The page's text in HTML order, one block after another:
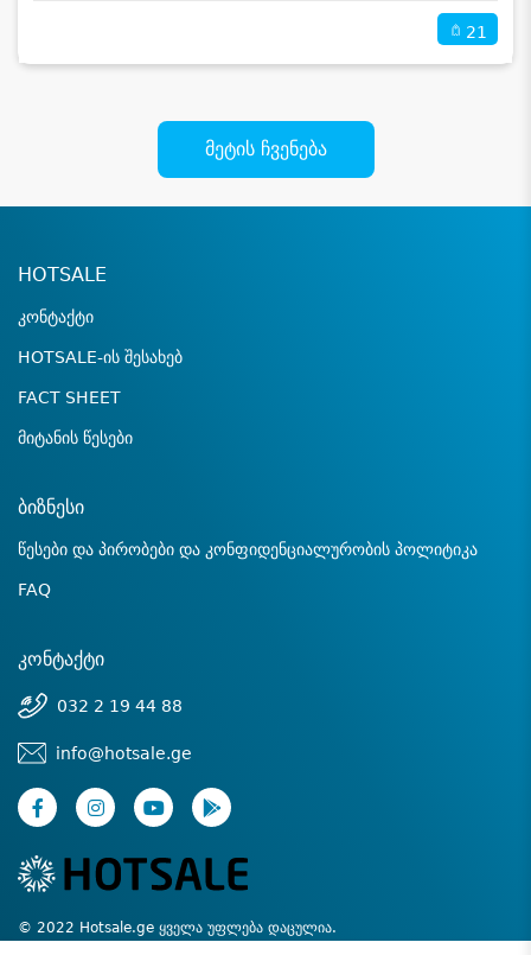
21
მეტის ჩვენება
HOTSALE
კონტაქტი
HOTSALE-ის შესახებ
FACT SHEET
მიტანის წესები
ბიზნესი
წესები და პირობები და კონფიდენციალურობის პოლიტიკა
FAQ
კონტაქტი
032 2 19 44 88
info@hotsale.ge
© 2022 Hotsale.ge ყველა უფლება დაცულია.